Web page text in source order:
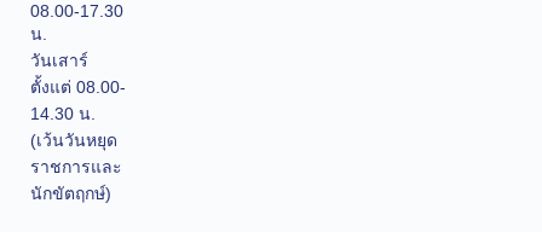
08.00-17.30
น.
วันเสาร์
ตั้งแต่ 08.00-
14.30 น.
(เว้นวันหยุด
ราชการและ
นักขัตฤกษ์)